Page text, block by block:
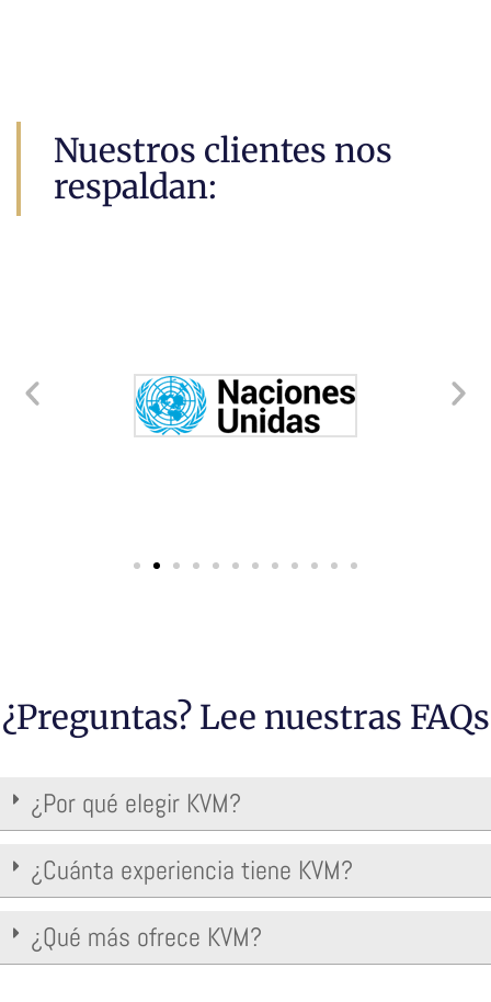
Nuestros clientes nos
respaldan:
¿Preguntas? Lee nuestras FAQs
¿Por qué elegir KVM?
¿Cuánta experiencia tiene KVM?
¿Qué más ofrece KVM?